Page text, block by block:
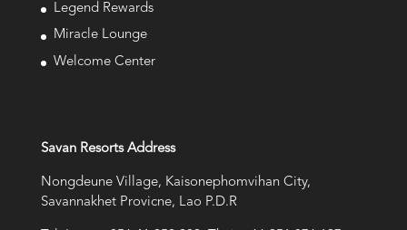
Legend Rewards
Miracle Lounge
Welcome Center
Savan Resorts Address
Nongdeune Village, Kaisonephomvihan City,
Savannakhet Provicne, Lao P.D.R